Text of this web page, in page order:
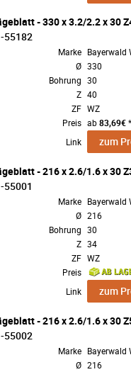
- 330 x 3.2/2.2 x 30
55182
Marke Bayerwald
Ø 330
Bohrung 30
Z 40
ZF WZ
Preis ab83,69€
Link
zum
- 216 x 2.6/1.6 x 30
55001
Marke Bayerwald
Ø 216
Bohrung 30
Z 34
ZF WZ
Preis
Link
zum
- 216 x 2.6/1.6 x 30
55002
Marke Bayerwald
Ø 216